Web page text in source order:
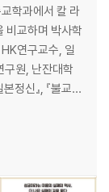
학과에서 칼 라
비교하며 박사학
연구교수, 일
구원, 난잔대학
정신』, 『불교와
, 『다르지만
아시아평화공동